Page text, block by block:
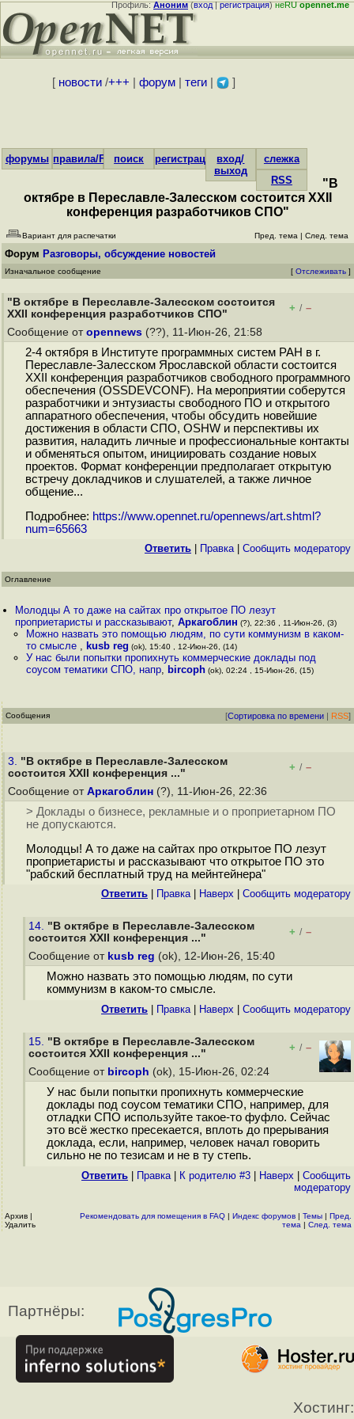
Профиль:Аноним(вход|регистрация)неRUopennet.me
[ новости/+++ форум| теги| ]
форумы правила/FAQпоиск регистрациявход/
выход
слежка
RSS
"В
октябре в Переславле-Залесском состоится XXII
конференция разработчиков СПО"
Вариант для распечатки Пред. тема | След. тема
Форум Разговоры, обсуждение новостей
Изначальное сообщение [ Отслеживать ]
"В октябре в Переславле-Залесском состоится
XXII конференция разработчиков СПО"
+ / –
Сообщение от opennews (??), 11-Июн-26, 21:58
2-4 октября в Институте программных систем РАН в г.
Переславле-Залесском Ярославской области состоится
XXII конференция разработчиков свободного программного
обеспечения (OSSDEVCONF). На мероприятии соберутся
разработчики и энтузиасты свободного ПО и открытого
аппаратного обеспечения, чтобы обсудить новейшие
достижения в области СПО, OSHW и перспективы их
развития, наладить личные и профессиональные контакты
и обменяться опытом, инициировать создание новых
проектов. Формат конференции предполагает открытую
встречу докладчиков и слушателей, а также личное
общение...
Подробнее: https://www.opennet.ru/opennews/art.shtml?
num=65663
Ответить Правка| Cообщить модератору
Оглавление
Молодцы А то даже на сайтах про открытое ПО лезут
проприетаристы и рассказывают,Аркагоблин (?), 22:36 , 11-Июн-26, (3)
Можно назвать это помощью людям, по сути коммунизм в каком-
то смысле , kusb reg (ok), 15:40 , 12-Июн-26, (14)
У нас были попытки пропихнуть коммерческие доклады под
соусом тематики СПО, напр, bircoph(ok), 02:24 , 15-Июн-26, (15)
Сообщения [Сортировка по времени | RSS]
3. "В октябре в Переславле-Залесском
состоится XXII конференция ..."
+ / –
Сообщение от Аркагоблин (?), 11-Июн-26, 22:36
> Доклады о бизнесе, рекламные и о проприетарном ПО
не допускаются.
Молодцы! А то даже на сайтах про открытое ПО лезут
проприетаристы и рассказывают что открытое ПО это
"рабский бесплатный труд на мейнтейнера"
Ответить Правка| Наверх Cообщить модератору
14. "В октябре в Переславле-Залесском
состоится XXII конференция ..."
+ / –
Сообщение от kusb reg (ok), 12-Июн-26, 15:40
Можно назвать это помощью людям, по сути
коммунизм в каком-то смысле.
Ответить Правка| Наверх Cообщить модератору
15. "В октябре в Переславле-Залесском
состоится XXII конференция ..."
+ / –
Сообщение от bircoph (ok), 15-Июн-26, 02:24
У нас были попытки пропихнуть коммерческие
доклады под соусом тематики СПО, например, для
отладки СПО используйте такое-то фуфло. Сейчас
это всё жестко пресекается, вплоть до прерывания
доклада, если, например, человек начал говорить
сильно не по тезисам и не в ту степь.
Ответить Правка| К родителю #3 Наверх
Cообщить
модератору
Архив |
Удалить
Рекомендовать для помещения в FAQ | Индекс форумов | Темы | Пред.
тема | След. тема
Партнёры:
Хостинг: